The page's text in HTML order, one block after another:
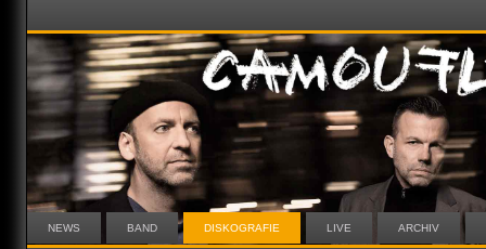
NEWS BAND DISKOGRAFIE LIVE ARCHIV